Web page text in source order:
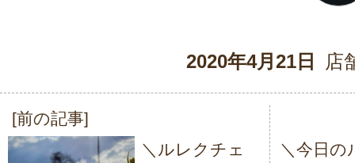
2020年4月21日 店
投
稿
[前の記事]
＼ルレクチェ
＼今日の